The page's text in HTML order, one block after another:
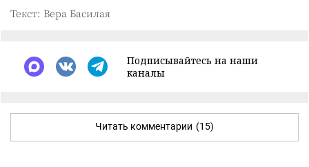
Текст: Вера Басилая
Подписывайтесь на наши
каналы
Читать комментарии (15)